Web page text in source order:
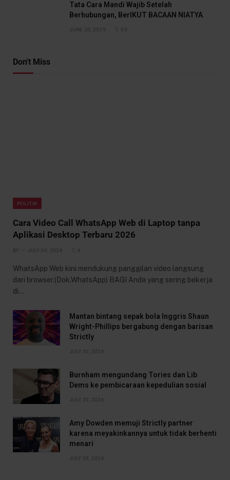
Tata Cara Mandi Wajib Setelah
Berhubungan, BerIKUT BACAAN NIATYA
JUNE 20, 2025 85
Don't Miss
POLITIK
Cara Video Call WhatsApp Web di Laptop tanpa
Aplikasi Desktop Terbaru 2026
BY JULY 30, 2026 6
WhatsApp Web kini mendukung panggilan video langsung
dari browser.(Dok.WhatsApp) BAGI Anda yang sering bekerja
di…
Mantan bintang sepak bola Inggris Shaun
Wright-Phillips bergabung dengan barisan
Strictly
JULY 30, 2026
Burnham mengundang Tories dan Lib
Dems ke pembicaraan kepedulian sosial
JULY 29, 2026
Amy Dowden memuji Strictly partner
karena meyakinkannya untuk tidak berhenti
menari
JULY 29, 2026